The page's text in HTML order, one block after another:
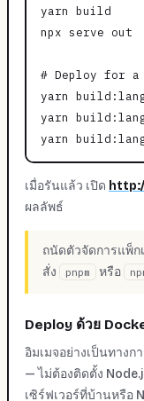
yarn build
npx serve out
# Deploy for a
yarn
yarn
เมื่อรันแล้ว เปิด
ผลลัพธ์
ถนัดตัวจัดการแพ็ก
สั่ง
pnpm หรือ
Deploy ด้วย
อิมเมจอย่างเป็นทางก
— ไม่ต้องติดตั้ง
เซิร์ฟเวอร์ที่บ้านหรือ